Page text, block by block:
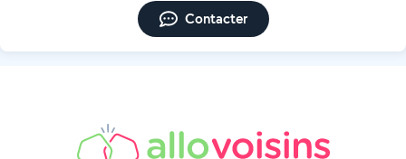
Contacter